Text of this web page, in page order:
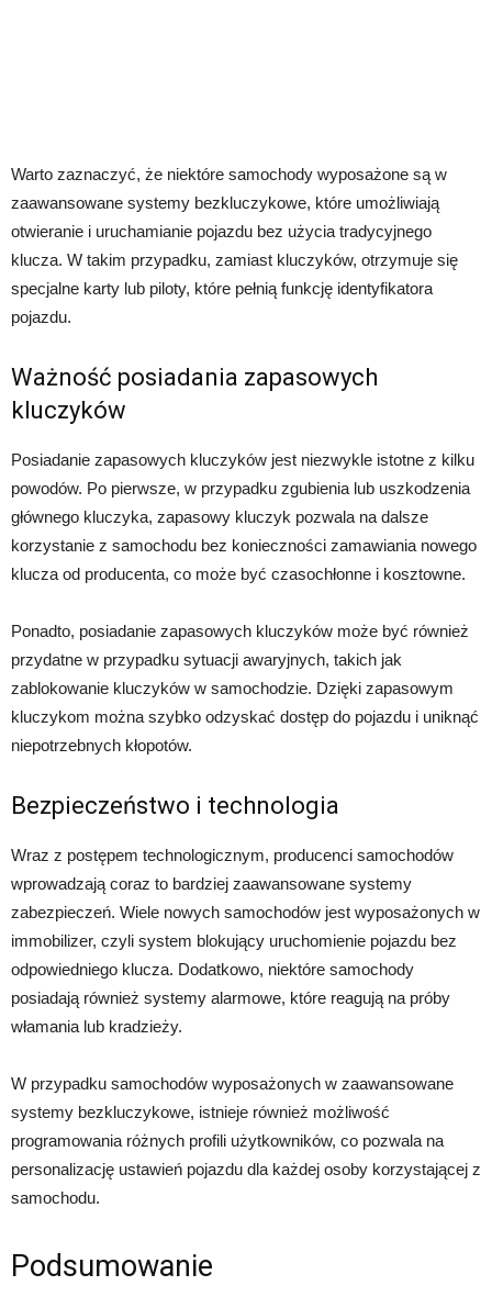
Warto zaznaczyć, że niektóre samochody wyposażone są w
zaawansowane systemy bezkluczykowe, które umożliwiają
otwieranie i uruchamianie pojazdu bez użycia tradycyjnego
klucza. W takim przypadku, zamiast kluczyków, otrzymuje się
specjalne karty lub piloty, które pełnią funkcję identyfikatora
pojazdu.
Ważność posiadania zapasowych
kluczyków
Posiadanie zapasowych kluczyków jest niezwykle istotne z kilku
powodów. Po pierwsze, w przypadku zgubienia lub uszkodzenia
głównego kluczyka, zapasowy kluczyk pozwala na dalsze
korzystanie z samochodu bez konieczności zamawiania nowego
klucza od producenta, co może być czasochłonne i kosztowne.
Ponadto, posiadanie zapasowych kluczyków może być również
przydatne w przypadku sytuacji awaryjnych, takich jak
zablokowanie kluczyków w samochodzie. Dzięki zapasowym
kluczykom można szybko odzyskać dostęp do pojazdu i uniknąć
niepotrzebnych kłopotów.
Bezpieczeństwo i technologia
Wraz z postępem technologicznym, producenci samochodów
wprowadzają coraz to bardziej zaawansowane systemy
zabezpieczeń. Wiele nowych samochodów jest wyposażonych w
immobilizer, czyli system blokujący uruchomienie pojazdu bez
odpowiedniego klucza. Dodatkowo, niektóre samochody
posiadają również systemy alarmowe, które reagują na próby
włamania lub kradzieży.
W przypadku samochodów wyposażonych w zaawansowane
systemy bezkluczykowe, istnieje również możliwość
programowania różnych profili użytkowników, co pozwala na
personalizację ustawień pojazdu dla każdej osoby korzystającej z
samochodu.
Podsumowanie